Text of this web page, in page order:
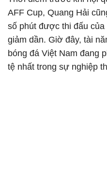
AFF Cup, Quang Hải
số phút được thi đấu
giảm dần. Giờ đây, tài
bóng đá Việt Nam đang
tệ nhất trong sự nghiệp